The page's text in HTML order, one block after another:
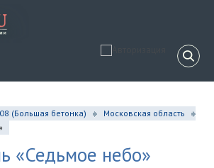
(Большая бетонка)
Московская область
«Седьмое небо»